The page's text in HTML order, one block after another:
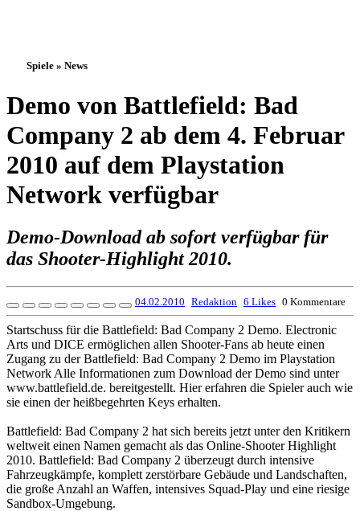
Spiele » News
Demo von Battlefield: Bad
Company 2 ab dem 4. Februar
2010 auf dem Playstation
Network verfügbar
Demo-Download ab sofort verfügbar für
das Shooter-Highlight 2010.
04.02.2010 Redaktion 6 Likes 0 Kommentare
Startschuss für die Battlefield: Bad Company 2 Demo. Electronic
Arts und DICE ermöglichen allen Shooter-Fans ab heute einen
Zugang zu der Battlefield: Bad Company 2 Demo im Playstation
Network Alle Informationen zum Download der Demo sind unter
www.battlefield.de. bereitgestellt. Hier erfahren die Spieler auch wie
sie einen der heißbegehrten Keys erhalten.
Battlefield: Bad Company 2 hat sich bereits jetzt unter den Kritikern
weltweit einen Namen gemacht als das Online-Shooter Highlight
2010. Battlefield: Bad Company 2 überzeugt durch intensive
Fahrzeugkämpfe, komplett zerstörbare Gebäude und Landschaften,
die große Anzahl an Waffen, intensives Squad-Play und eine riesige
Sandbox-Umgebung.